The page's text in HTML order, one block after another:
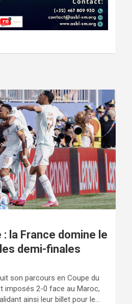
la France domine le
demi-finales
son parcours en Coupe du
imposés 2-0 face au Maroc,
ainsi leur billet pour le…